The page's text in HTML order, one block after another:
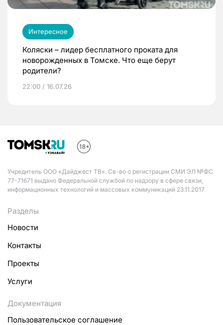
Интересное
Коляски – лидер бесплатного проката для
новорожденных в Томске. Что еще берут
родители?
22:00 / 16.07.26
Учредитель ООО «Дайджест ТВ». Св-во о регистрации СМИ ЭЛ №ФС
77-71671 выдано Федеральной службой по надзору в сфере связи,
информационных технологий и массовых коммуникаций 23.11.2017
Разделы
Новости
Контакты
Проекты
Услуги
Документация
Пользовательское соглашение